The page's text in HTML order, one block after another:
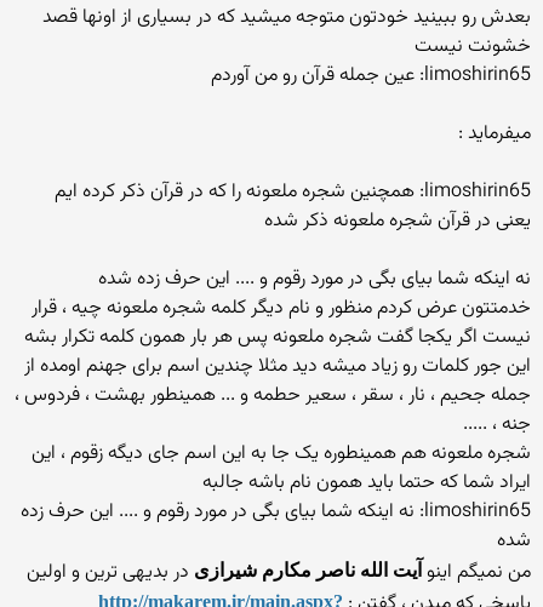
بعدش رو ببینید خودتون متوجه میشید که در بسیاری از اونها قصد
خشونت نیست
limoshirin65: عین جمله قرآن رو من آوردم
میفرماید :
limoshirin65: همچنین شجره ملعونه را که در قرآن ذکر کرده ایم
یعنی در قرآن شجره ملعونه ذکر شده
نه اینکه شما بیای بگی در مورد رقوم و .... این حرف زده شده
خدمتتون عرض کردم منظور و نام دیگر کلمه شجره ملعونه چیه ، قرار
نیست اگر یکجا گفت شجره ملعونه پس هر بار همون کلمه تکرار بشه
این جور کلمات رو زیاد میشه دید مثلا چندین اسم برای جهنم اومده از
جمله جحیم ، نار ، سقر ، سعیر حطمه و ... همینطور بهشت ، فردوس ،
جنه ، .....
شجره ملعونه هم همینطوره یک جا به این اسم جای دیگه زقوم ، این
ایراد شما که حتما باید همون نام باشه جالبه
limoshirin65: نه اینکه شما بیای بگی در مورد رقوم و .... این حرف زده
شده
من نمیگم اینو آیت الله ناصر مکارم شیرازی در بدیهی ترین و اولین
http://makarem.ir/main.aspx?